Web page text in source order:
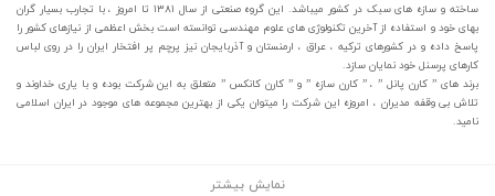
ساخته و سازه های سبک در کشور میباشد. این گروه صنعتی از سال ۱۳۸۱ تا امروز ، با تجارب بسیار گران
بهای خود و استفاده از آخرین تکنولوژی های علوم مهندسی توانسته است بخش اعظمی از نیازهای کشور را
پاسخ داده و در کشورهای ترکیه ، عراق ، ارمنستان و آذربایجان نیز پرچم پر افتخار ایران را در روی لباس
کارهای پرسنل خود نمایان سازد.
برند های ” کارن پانل ” ، ” کارن سازه ” و ” کارن کانکس ” متعلق به این شرکت بوده و با یاری خداوند و
تلاش بی وقفه مدیران ، امروزه این شرکت را میتوان یکی از بهترین مجموعه های موجود در ایران اسلامی
نامید.
نمایش بیشتر